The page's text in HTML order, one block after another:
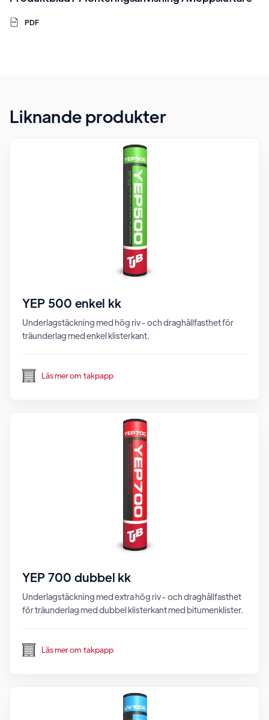
PDF
Liknande produkter
YEP 500 enkel kk
Underlagstäckning med hög riv- och draghållfasthet för
träunderlag med enkel klisterkant.
Läs mer om takpapp
YEP 700 dubbel kk
Underlagstäckning med extra hög riv- och draghållfasthet
för träunderlag med dubbel klisterkant med bitumenklister.
Läs mer om takpapp